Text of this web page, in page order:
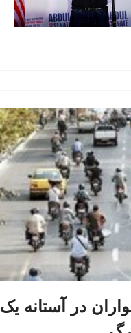
در آستانه یک